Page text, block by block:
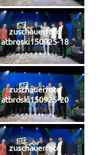
zuschauerfoto
atbroski150925-18
zuschauerfoto
atbroski150925-20
zuschauerfoto